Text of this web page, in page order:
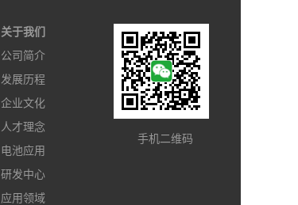
关于我们
公司简介
发展历程
企业文化
人才理念
电池应用
研发中心
应用领域
手机二维码